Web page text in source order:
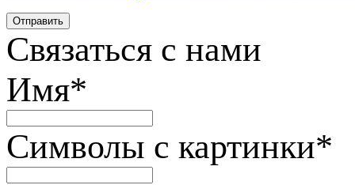
Связаться с нами
Имя*
Символы с картинки*